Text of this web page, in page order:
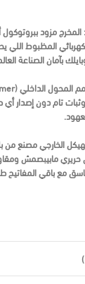
المخرج مزود
المظبوط
بآمان الصناعة العالمية
تام دون إصدار
الخارجي مصنع
مابيبصمش
مع باقي المفاتيح